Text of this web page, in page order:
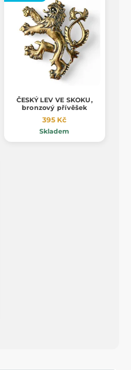
ČESKÝ LEV VE SKOKU,
bronzový přívěšek
395 Kč
Skladem